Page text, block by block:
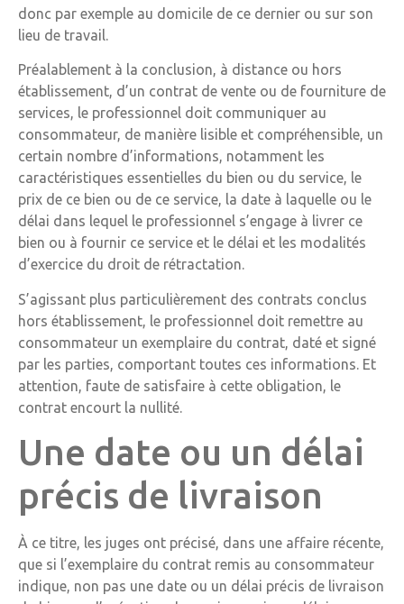
donc par exemple au domicile de ce dernier ou sur son
lieu de travail.
Préalablement à la conclusion, à distance ou hors
établissement, d’un contrat de vente ou de fourniture de
services, le professionnel doit communiquer au
consommateur, de manière lisible et compréhensible, un
certain nombre d’informations, notamment les
caractéristiques essentielles du bien ou du service, le
prix de ce bien ou de ce service, la date à laquelle ou le
délai dans lequel le professionnel s’engage à livrer ce
bien ou à fournir ce service et le délai et les modalités
d’exercice du droit de rétractation.
S’agissant plus particulièrement des contrats conclus
hors établissement, le professionnel doit remettre au
consommateur un exemplaire du contrat, daté et signé
par les parties, comportant toutes ces informations. Et
attention, faute de satisfaire à cette obligation, le
contrat encourt la nullité.
Une date ou un délai
précis de livraison
À ce titre, les juges ont précisé, dans une affaire récente,
que si l’exemplaire du contrat remis au consommateur
indique, non pas une date ou un délai précis de livraison